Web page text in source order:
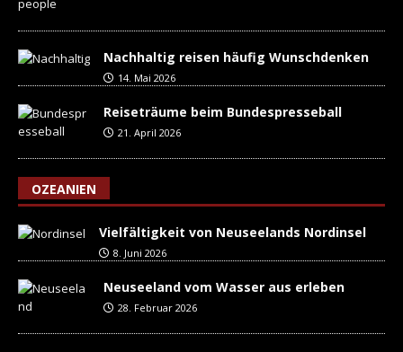
Nachhaltig reisen häufig Wunschdenken
14. Mai 2026
Reiseträume beim Bundespresseball
21. April 2026
OZEANIEN
Vielfältigkeit von Neuseelands Nordinsel
8. Juni 2026
Neuseeland vom Wasser aus erleben
28. Februar 2026